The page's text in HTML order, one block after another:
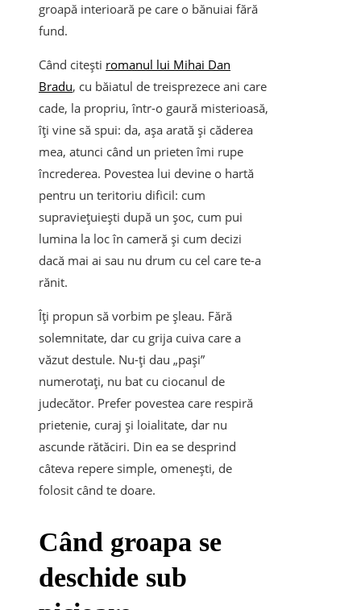
groapă interioară pe care o bănuiai fără
fund.
Când citești romanul lui Mihai Dan
Bradu, cu băiatul de treisprezece ani care
cade, la propriu, într-o gaură misterioasă,
îți vine să spui: da, așa arată și căderea
mea, atunci când un prieten îmi rupe
încrederea. Povestea lui devine o hartă
pentru un teritoriu dificil: cum
supraviețuiești după un șoc, cum pui
lumina la loc în cameră și cum decizi
dacă mai ai sau nu drum cu cel care te-a
rănit.
Îți propun să vorbim pe șleau. Fără
solemnitate, dar cu grija cuiva care a
văzut destule. Nu-ți dau „pași”
numerotați, nu bat cu ciocanul de
judecător. Prefer povestea care respiră
prietenie, curaj și loialitate, dar nu
ascunde rătăciri. Din ea se desprind
câteva repere simple, omenești, de
folosit când te doare.
Când groapa se
deschide sub